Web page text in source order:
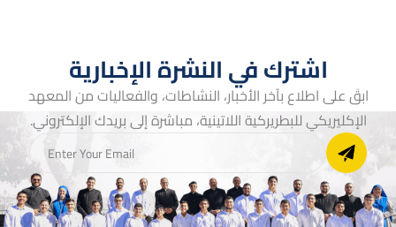
اشترك في النشرة الإخبارية
ابقَ على اطلاع بآخر الأخبار، النشاطات، والفعاليات من المعهد
الإكليريكي للبطريركية اللاتينية، مباشرة إلى بريدك الإلكتروني.